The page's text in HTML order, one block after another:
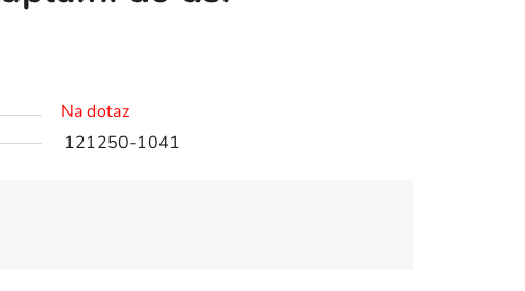
Na dotaz
121250-1041